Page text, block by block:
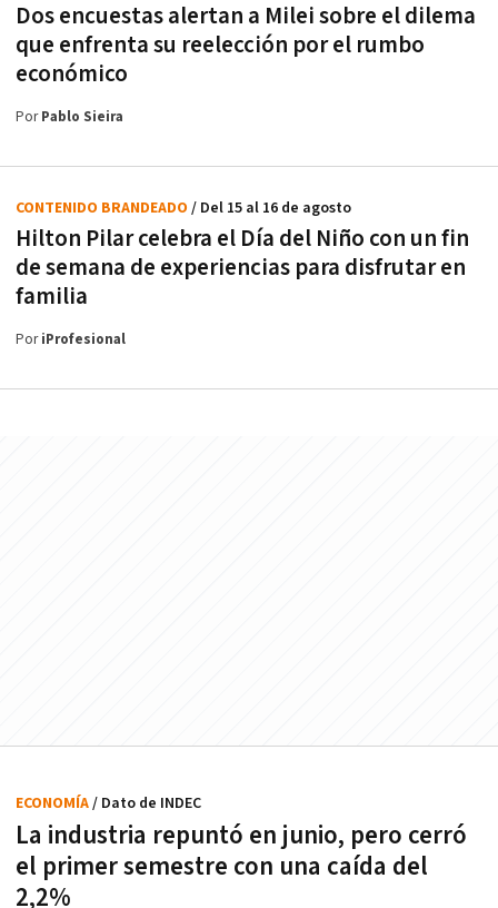
Dos encuestas alertan a Milei sobre el dilema
que enfrenta su reelección por el rumbo
económico
PorPablo Sieira
Hilton Pilar celebra el Día del Niño con un fin
de semana de experiencias para disfrutar en
familia
CONTENIDO BRANDEADO / Del 15 al 16 de agosto
PoriProfesional
La industria repuntó en junio, pero cerró
el primer semestre con una caída del
2,2%
ECONOMÍA/ Dato de INDEC